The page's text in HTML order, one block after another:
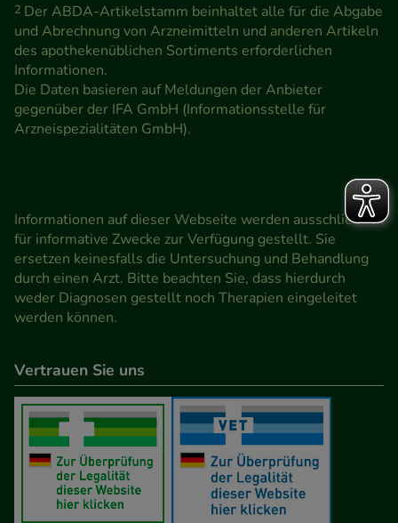
2 Der ABDA-Artikelstamm beinhaltet alle für die Abgabe
und Abrechnung von Arzneimitteln und anderen Artikeln
des apothekenüblichen Sortiments erforderlichen
Informationen.
Die Daten basieren auf Meldungen der Anbieter
gegenüber der IFA GmbH (Informationsstelle für
Arzneispezialitäten GmbH).
Informationen auf dieser Webseite werden ausschließlich
für informative Zwecke zur Verfügung gestellt. Sie
ersetzen keinesfalls die Untersuchung und Behandlung
durch einen Arzt. Bitte beachten Sie, dass hierdurch
weder Diagnosen gestellt noch Therapien eingeleitet
werden können.
Vertrauen Sie uns